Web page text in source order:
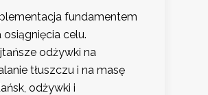
fundamentem
osiągnięcia celu.
odżywki na
tłuszczu i na masę
odżywki i